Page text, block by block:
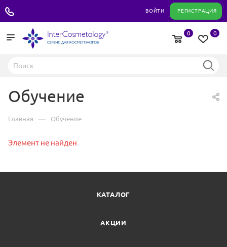
ВОЙТИ РЕГИСТРАЦИЯ
0
0
Обучение
Главная — Обучение
Элемент не найден
КАТАЛОГ
АКЦИИ